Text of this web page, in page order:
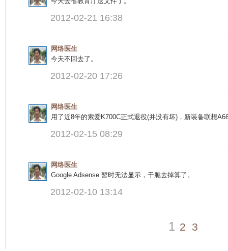
2012-02-21 16:38
网络医生
今天不回去了。
2012-02-20 17:26
网络医生
用了近8年的索爱K700C正式退役(并没有坏)，新装备联想
2012-02-15 08:29
网络医生
Google Adsense 暂时无法显示，干脆去掉算了。
2012-02-10 13:14
1 2 3